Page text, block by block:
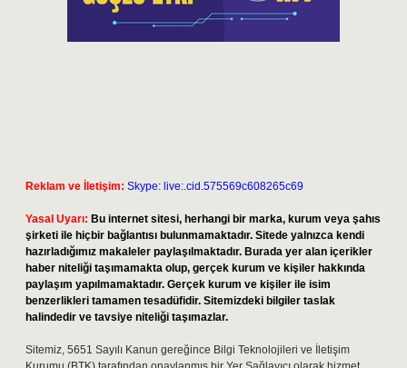
Reklam ve İletişim: Skype: live:.cid.575569c608265c69
Yasal Uyarı: Bu internet sitesi, herhangi bir marka, kurum veya şahıs
şirketi ile hiçbir bağlantısı bulunmamaktadır. Sitede yalnızca kendi
hazırladığımız makaleler paylaşılmaktadır. Burada yer alan içerikler
haber niteliği taşımamakta olup, gerçek kurum ve kişiler hakkında
paylaşım yapılmamaktadır. Gerçek kurum ve kişiler ile isim
benzerlikleri tamamen tesadüfidir. Sitemizdeki bilgiler taslak
halindedir ve tavsiye niteliği taşımazlar.
Sitemiz, 5651 Sayılı Kanun gereğince Bilgi Teknolojileri ve İletişim